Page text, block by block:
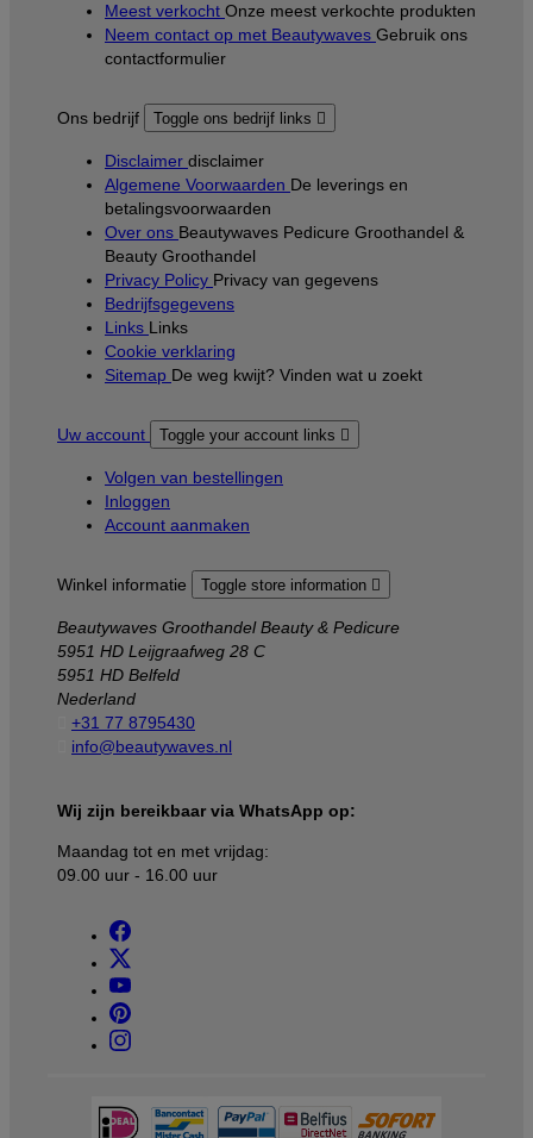
Meest verkocht Onze meest verkochte produkten
Neem contact op met Beautywaves Gebruik ons
contactformulier
Ons bedrijf Toggle ons bedrijf links 
Disclaimer disclaimer
Algemene Voorwaarden De leverings en
betalingsvoorwaarden
Over ons Beautywaves Pedicure Groothandel &
Beauty Groothandel
Privacy Policy Privacy van gegevens
Bedrijfsgegevens
Links Links
Cookie verklaring
Sitemap De weg kwijt? Vinden wat u zoekt
Uw account Toggle your account links 
Volgen van bestellingen
Inloggen
Account aanmaken
Winkel informatie Toggle store information 
Beautywaves Groothandel Beauty & Pedicure
5951 HD Leijgraafweg 28 C
5951 HD Belfeld
Nederland
+31 77 8795430
info@beautywaves.nl
Wij zijn bereikbaar via WhatsApp op:
Maandag tot en met vrijdag:
09.00 uur - 16.00 uur